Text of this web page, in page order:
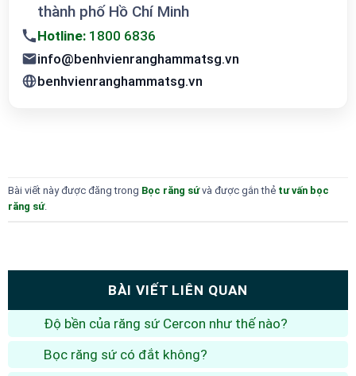
thành phố Hồ Chí Minh
Hotline: 1800 6836
info@benhvienranghammatsg.vn
benhvienranghammatsg.vn
Bài viết này được đăng trong Bọc răng sứvà được gắn thẻ tư vấn bọc
răng sứ.
BÀI VIẾT LIÊN QUAN
Độ bền của răng sứ Cercon như thế nào?
Bọc răng sứ có đắt không?